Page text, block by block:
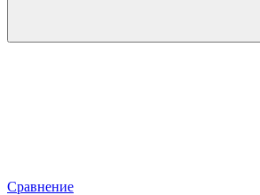
Сравнение